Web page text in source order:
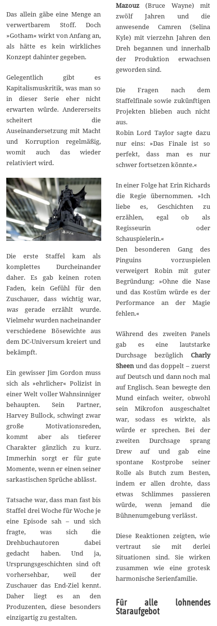
Das allein gäbe eine Menge an
verwertbarem Stoff. Doch
»Gotham« wirkt von Anfang an,
als hätte es kein wirkliches
Konzept dahinter gegeben.
Gelegentlich gibt es
Kapitalismuskritik, was man so
in dieser Serie eher nicht
erwarten würde. Andererseits
scheitert die
Auseinandersetzung mit Macht
und Korruption regelmäßig,
womit auch das wieder
relativiert wird.
Die erste Staffel kam als
komplettes Durcheinander
daher. Es gab keinen roten
Faden, kein Gefühl für den
Zuschauer, dass wichtig war,
wasgerade erzählt wurde.
Vielmehr wurden nacheinander
verschiedene Bösewichte aus
dem DC-Universum kreiert und
bekämpft.
Ein gewisser Jim Gordon muss
sich als »ehrlicher« Polizist in
einer Welt voller Wahnsinniger
behaupten. Sein Partner,
Harvey Bullock, schwingt zwar
große Motivationsreden,
kommt aber als tieferer
Charakter gänzlich zu kurz.
Immerhin sorgt er für gute
Momente, wenn er einen seiner
sarkastischen Sprüche ablässt.
Tatsache war, dass man fast bis
Staffel drei Woche für Woche je
eine Episode sah – und sich
fragte, was sich die
Drehbuchautoren dabei
gedacht haben. Und ja,
Ursprungsgeschichten sind oft
vorhersehbar, weil der
Zuschauer das End-Ziel kennt.
Daher liegt es an den
Produzenten, diese besonders
einzigartig zu gestalten.
Mazouz(Bruce Wayne) mit
zwölf Jahren und die
anwesende Camren (Selina
Kyle) mit vierzehn Jahren den
Dreh begannen und innerhalb
der Produktion erwachsen
geworden sind.
Die Fragen nach dem
Staffelfinale sowie zukünftigen
Projekten blieben auch nicht
aus.
Robin Lord Taylor sagte dazu
nur eins: »Das Finale ist so
perfekt, dass man es nur
schwer fortsetzen könnte.«
In einer Folge hat Erin Richards
die Regie übernommen. »Ich
liebe es, Geschichten zu
erzählen, egal ob als
Regisseurin oder
Schauspielerin.«
Den besonderen Gang des
Pinguins vorzuspielen
verweigert Robin mit guter
Begründung: »Ohne die Nase
und das Kostüm würde es der
Performance an der Magie
fehlen.«
Während des zweiten Panels
gab es eine lautstarke
Durchsage bezüglich Charly
Sheenund das doppelt – zuerst
auf Deutsch und dann noch mal
auf Englisch. Sean bewegte den
Mund einfach weiter, obwohl
sein Mikrofon ausgeschaltet
war, sodass es wirkte, als
würde er sprechen. Bei der
zweiten Durchsage sprang
Drew auf und gab eine
spontane Kostprobe seiner
Rolle als Butch zum Besten,
indem er allen drohte, dass
etwas Schlimmes passieren
würde, wenn jemand die
Bühnenumgebung verlässt.
Diese Reaktionen zeigten, wie
vertraut sie mit derlei
Situationen sind. Sie wirken
zusammen wie eine grotesk
harmonische Serienfamilie.
Für alle lohnendes
Staraufgebot